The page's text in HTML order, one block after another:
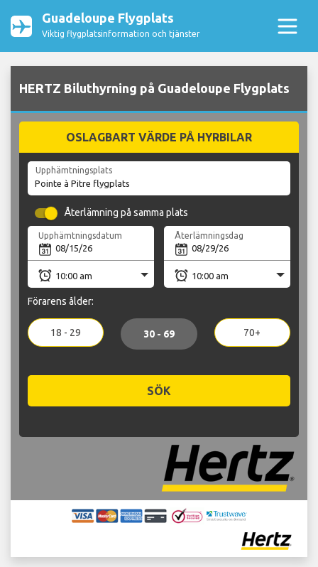
Guadeloupe Flygplats
Viktig flygplatsinformation och tjänster
HERTZ Biluthyrning på Guadeloupe Flygplats
OSLAGBART VÄRDE PÅ HYRBILAR
Upphämtningsplats
Återlämning på samma plats
Upphämtningsdatum Återlämningsdag
Förarens ålder:
18 - 29 30 - 69 70+
SÖK